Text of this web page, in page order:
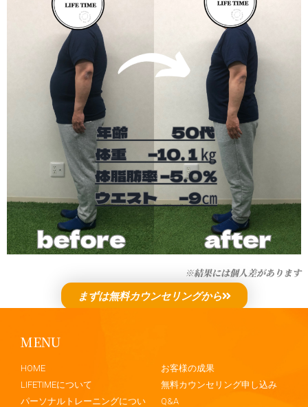
※結果には個人差があります
まずは無料カウンセリングから
MENU
HOME
LIFETIMEについて
パーソナルトレーニングについ
お客様の成果
無料カウンセリング申し込み
Q&A